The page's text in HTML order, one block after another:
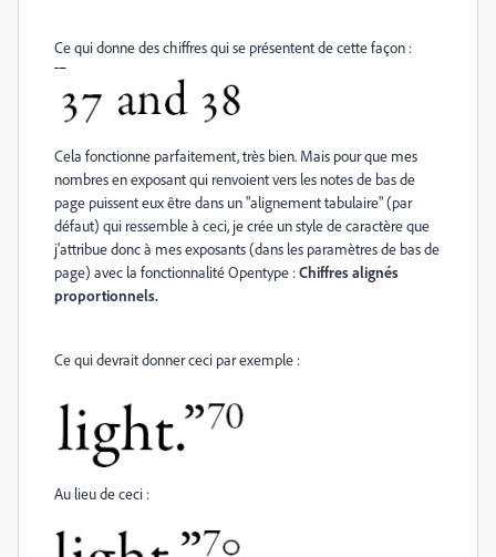
Ce qui donne des chiffres qui se présentent de cette façon :
Cela fonctionne parfaitement, très bien. Mais pour que mes
nombres en exposant qui renvoient vers les notes de bas de
page puissent eux être dans un "alignement tabulaire" (par
défaut) qui ressemble à ceci, je crée un style de caractère que
j'attribue donc à mes exposants (dans les paramètres de bas de
page) avec la fonctionnalité Opentype :Chiffres alignés
proportionnels.
Ce qui devrait donner ceci par exemple :
Au lieu de ceci :